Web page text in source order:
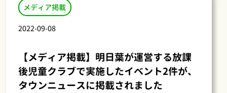
メディア掲載
2022-09-08
【メディア掲載】明日葉が運営する放課
後児童クラブで実施したイベント2件が、
タウンニュースに掲載されました